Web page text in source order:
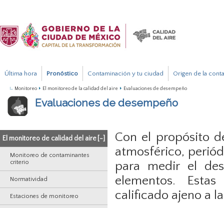
Última hora Pronóstico Contaminación y tu ciudad Origen de la
Monitoreo El monitoreo de la calidad del aire Evaluaciones de desempeño
Evaluaciones de desempeño
El monitoreo de calidad del aire [-]
Monitoreo de contaminantes
criterio
Normatividad
Estaciones de monitoreo
Con el propósito
atmosférico,
para medir el
elementos.
calificado ajeno a